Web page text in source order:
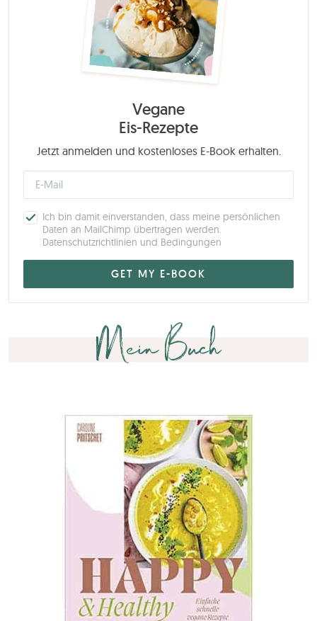
Vegane
Eis-Rezepte
Jetzt anmelden und kostenloses E-Book erhalten.
Ich bin damit einverstanden, dass meine persönlichen
Daten an MailChimp übertragen werden.
Datenschutzrichtlinien und Bedingungen
Mein Buch